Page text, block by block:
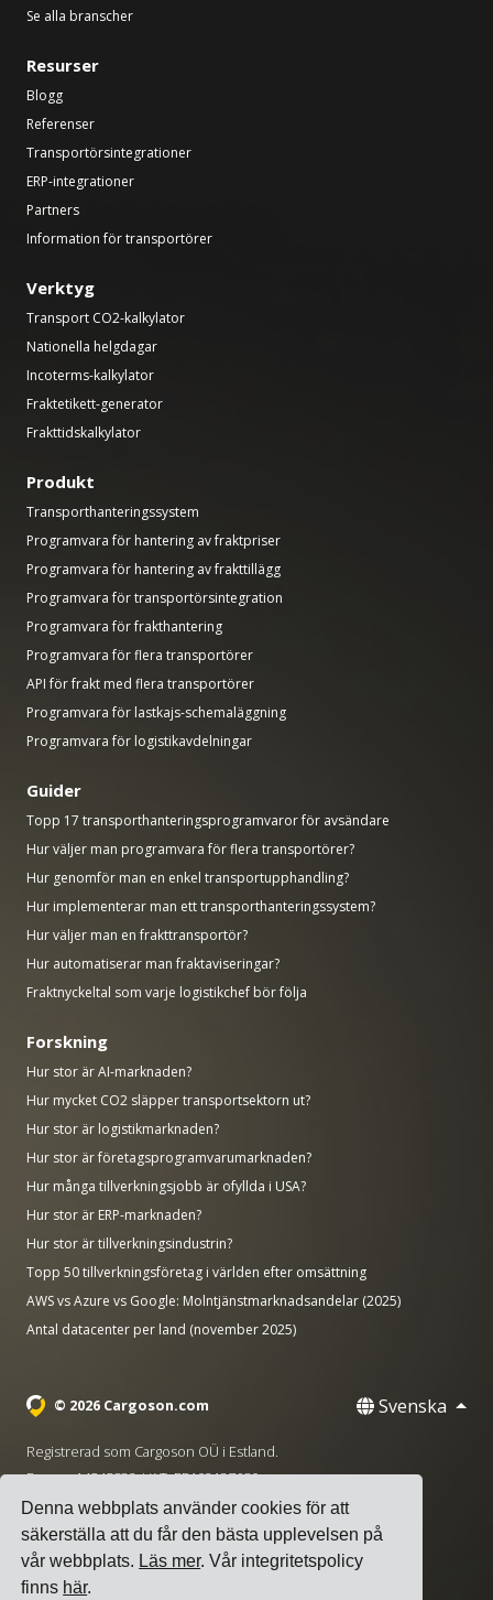
Denna webbplats använder cookies för att
säkerställa att du får den bästa upplevelsen på
vår webbplats. Läs mer. Vår integritetspolicy
finns här.
Se alla branscher
Resurser
Blogg
Referenser
Transportörsintegrationer
ERP-integrationer
Partners
Information för transportörer
Verktyg
Transport CO2-kalkylator
Nationella helgdagar
Incoterms-kalkylator
Fraktetikett-generator
Frakttidskalkylator
Produkt
Transporthanteringssystem
Programvara för hantering av fraktpriser
Programvara för hantering av frakttillägg
Programvara för transportörsintegration
Programvara för frakthantering
Programvara för flera transportörer
API för frakt med flera transportörer
Programvara för lastkajs-schemaläggning
Programvara för logistikavdelningar
Guider
Topp 17 transporthanteringsprogramvaror för avsändare
Hur väljer man programvara för flera transportörer?
Hur genomför man en enkel transportupphandling?
Hur implementerar man ett transporthanteringssystem?
Hur väljer man en frakttransportör?
Hur automatiserar man fraktaviseringar?
Fraktnyckeltal som varje logistikchef bör följa
Forskning
Hur stor är AI-marknaden?
Hur mycket CO2 släpper transportsektorn ut?
Hur stor är logistikmarknaden?
Hur stor är företagsprogramvarumarknaden?
Hur många tillverkningsjobb är ofyllda i USA?
Hur stor är ERP-marknaden?
Hur stor är tillverkningsindustrin?
Topp 50 tillverkningsföretag i världen efter omsättning
AWS vs Azure vs Google: Molntjänstmarknadsandelar (2025)
Antal datacenter per land (november 2025)
© 2026 Cargoson.com Svenska
Registrerad som Cargoson OÜ i Estland.
Reg nr: 14545832. VAT: EE102137680.
Huvudkontor: Pärnu mnt. 141, 11314 Tallinn, Estland
+372 5555 0028 · hello@cargoson.com